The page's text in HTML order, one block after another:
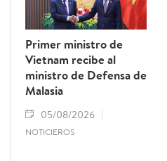
Primer ministro de
Vietnam recibe al
ministro de Defensa de
Malasia
05/08/2026
NOTICIEROS